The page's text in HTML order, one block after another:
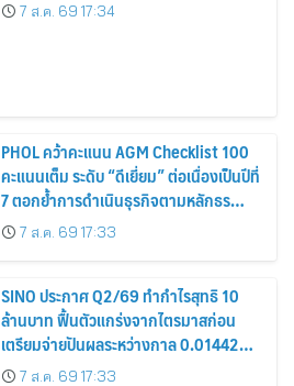
7 ส.ค. 69 17:34
PHOL คว้าคะแนน AGM Checklist 100
คะแนนเต็ม ระดับ “ดีเยี่ยม” ต่อเนื่องเป็นปีที่
7 ตอกย้ำการดำเนินธุรกิจตามหลักธร
รมาภิบาล โปร่งใส สร้างความเชื่อมั่นผู้ถือ
หุ้น
7 ส.ค. 69 17:33
SINO ประกาศ Q2/69 ทำกำไรสุทธิ 10
ล้านบาท ฟื้นตัวแกร่งจากไตรมาสก่อน
เตรียมจ่ายปันผลระหว่างกาล 0.014423
บาทต่อหุ้น ครึ่งปีหลังมุ่งเติบโตต่อเนื่อง
7 ส.ค. 69 17:33